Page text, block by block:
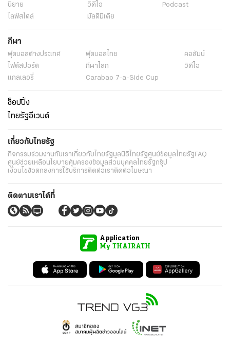
นิยาย
วิดีโอ
Podcast
ไลฟ์สไตล์
มัลติมีเดีย
กีฬา
ฟุตบอลต่่างประเทศ ฟุตบอลไทย
คอลัมน์
ไฟต์สปอร์ต
กีฬาโลก
วิดีโอ
แกลเลอรี่
Carabao 7-a-Side Cup
ช็อปปิ้ง
ไทยรัฐอีเวนต์
เกี่ยวกับไทยรัฐ
กิจกรรมร่วมงานกับเราเกี่ยวกับไทยรัฐมูลนิธิไทยรัฐศูนย์ข้อมูลไทยรัฐFAQ
ศูนย์ช่วยเหลือนโยบายคุ้มครองข้อมูลส่วนบุคคลไทยรัฐกรุ๊ป
เงื่อนไขข้อตกลงการใช้บริการติดต่อเราติดต่อโฆษณา
ติดตามเราได้ที่
Application
My THAIRATH